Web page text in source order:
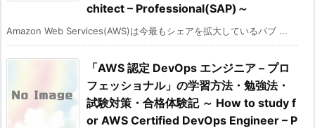
chitect – Professional(SAP)～
Amazon Web Services(AWS)は今最もシェアを拡大しているパブ ...
「AWS 認定 DevOps エンジニア – プロ
フェッショナル」の学習方法・勉強法・
試験対策・合格体験記 ～ How to study f
or AWS Certified DevOps Engineer – P